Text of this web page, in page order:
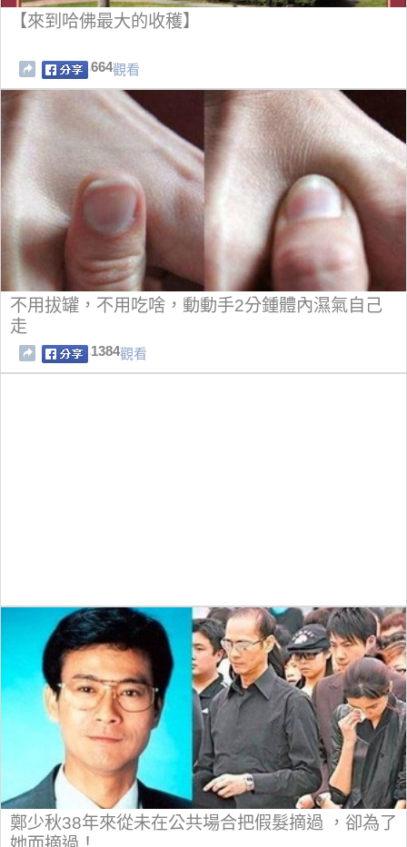
【來到哈佛最大的收穫】
664觀看
不用拔罐，不用吃啥，動動手2分鍾體內濕氣自己
走
1384觀看
鄭少秋38年來從未在公共場合把假髮摘過 ，卻為了